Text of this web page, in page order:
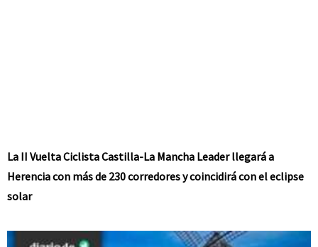
La II Vuelta Ciclista Castilla-La Mancha Leader llegará a
Herencia con más de 230 corredores y coincidirá con el eclipse
solar